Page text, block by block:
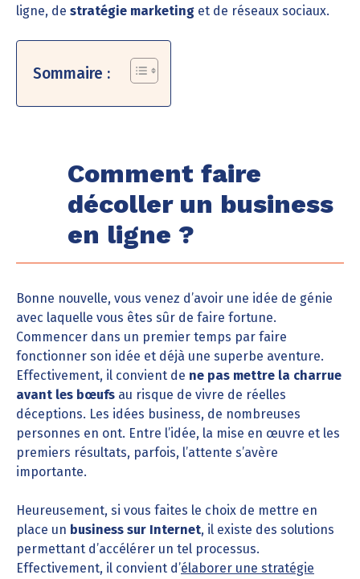
ligne, de stratégie marketing et de réseaux sociaux.
Sommaire :
Comment faire
décoller un business
en ligne ?
Bonne nouvelle, vous venez d’avoir une idée de génie
avec laquelle vous êtes sûr de faire fortune.
Commencer dans un premier temps par faire
fonctionner son idée et déjà une superbe aventure.
Effectivement, il convient de ne pas mettre la charrue
avant les bœufs au risque de vivre de réelles
déceptions. Les idées business, de nombreuses
personnes en ont. Entre l’idée, la mise en œuvre et les
premiers résultats, parfois, l’attente s’avère
importante.
Heureusement, si vous faites le choix de mettre en
place un business sur Internet, il existe des solutions
permettant d’accélérer un tel processus.
Effectivement, il convient d’élaborer une stratégie